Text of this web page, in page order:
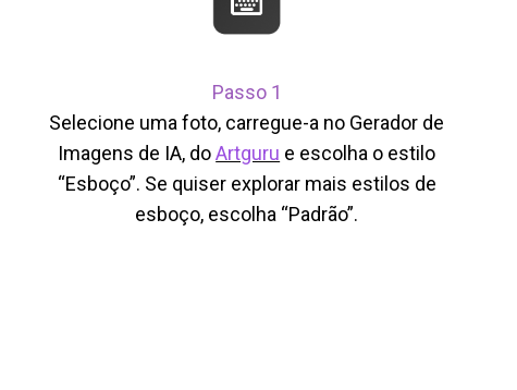
Passo 1
Selecione uma foto, carregue-a no Gerador de
Imagens de IA, doArtguru e escolha o estilo
“Esboço”. Se quiser explorar mais estilos de
esboço, escolha “Padrão”.